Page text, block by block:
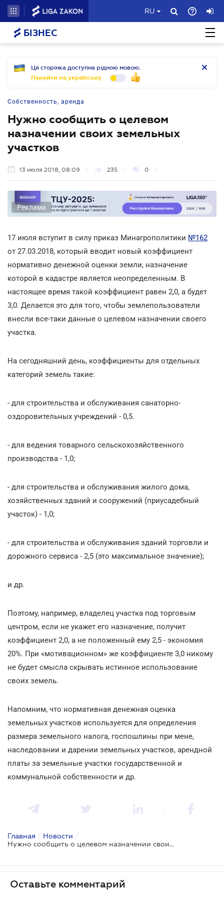
RU
БІЗНЕС
Ця сторінка доступна рідною мовою.
Перейти на українську
Собственность, аренда
Нужно сообщить о целевом
назначении своих земельных
участков
13 июля 2018, 08:09 235 0
Реклама
17 июля вступит в силу приказ Минагрополитики №162
от 27.03.2018, который вводит новый коэффициент
нормативно денежной оценки земли, назначение
которой в кадастре является неопределенным. В
настоящее время такой коэффициент равен 2,0, а будет
3,0. Делается это для того, чтобы землепользователи
внесли все-таки данные о целевом назначении своего
участка.
На сегодняшний день, коэффициенты для отдельных
категорий земель такие:
- для строительства и обслуживания санаторно-
оздоровительных учреждений - 0,5.
- для ведения товарного сельскохозяйственного
производства - 1,0;
- для строительства и обслуживания жилого дома,
хозяйственных зданий и сооружений (приусадебный
участок) - 1,0;
- для строительства и обслуживания зданий торговли и
дорожного сервиса - 2,5 (это максимальное значение);
и др.
Поэтому, например, владелец участка под торговым
центром, если не укажет его назначение, получит
коэффициент 2,0, а не положенный ему 2,5 - экономия
20%. При «мотивационном» же коэффициенте 3,0 никому
не будет смысла скрывать истинное использование
своих земель.
Напомним, что нормативная денежная оценка
земельных участков используется для определения
размера земельного налога, госпошлины при мене,
наследовании и дарении земельных участков, арендной
платы за земельные участки государственной и
коммунальной собственности и др.
Главная / Новости /
Нужно сообщить о целевом назначении своих земельных участков
Оставьте комментарий